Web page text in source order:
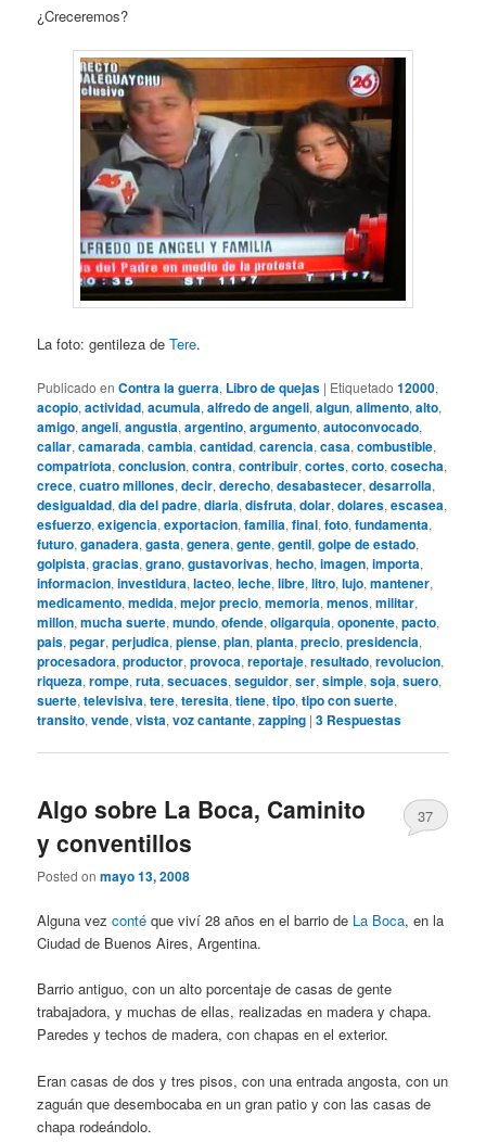
¿Creceremos?
La foto: gentileza deTere.
Publicado en Contra la guerra, Libro de quejas | Etiquetado 12000,
acopio,actividad,acumula,alfredo de angeli,algun,alimento,alto,
amigo,angeli,angustia,argentino,argumento,autoconvocado,
callar,camarada,cambia,cantidad,carencia,casa,combustible,
compatriota,conclusion,contra,contribuir,cortes,corto,cosecha,
crece,cuatro millones,decir,derecho,desabastecer,desarrolla,
desigualdad,dia del padre,diaria,disfruta,dolar,dolares,escasea,
esfuerzo,exigencia,exportacion,familia,final,foto,fundamenta,
futuro,ganadera,gasta,genera,gente,gentil,golpe de estado,
golpista,gracias,grano,gustavorivas,hecho,imagen,importa,
informacion,investidura,lacteo,leche,libre,litro,lujo,mantener,
medicamento,medida,mejor precio,memoria,menos,militar,
millon,mucha suerte,mundo,ofende,oligarquia,oponente,pacto,
pais,pegar,perjudica,piense,plan,planta,precio,presidencia,
procesadora,productor,provoca,reportaje,resultado,revolucion,
riqueza,rompe,ruta,secuaces,seguidor,ser,simple,soja,suero,
suerte,televisiva,tere,teresita,tiene,tipo,tipo con suerte,
transito,vende,vista,voz cantante,zapping |3 Respuestas
Algo sobre La Boca, Caminito
y conventillos
Posted onmayo 13, 2008
37
Alguna vezconté que viví 28 años en el barrio de La Boca, en la
Ciudad de Buenos Aires, Argentina.
Barrio antiguo, con un alto porcentaje de casas de gente
trabajadora, y muchas de ellas, realizadas en madera y chapa.
Paredes y techos de madera, con chapas en el exterior.
Eran casas de dos y tres pisos, con una entrada angosta, con un
zaguán que desembocaba en un gran patio y con las casas de
chapa rodeándolo.